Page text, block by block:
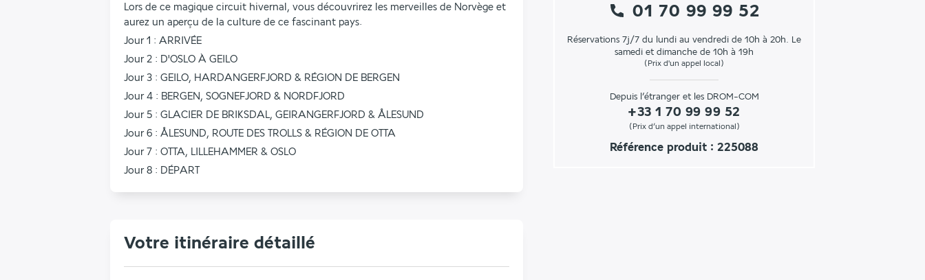
01 70 99 99 52
Réservations 7j/7 du lundi au vendredi de 10h à 20h. Le
samedi et dimanche de 10h à 19h
(Prix d'un appel local)
Depuis l’étranger et les DROM-COM
+33 1 70 99 99 52
(Prix d’un appel international)
Référence produit : 225088
Lors de ce magique circuit hivernal, vous découvrirez les merveilles de Norvège et
aurez un aperçu de la culture de ce fascinant pays.
Jour 1 : ARRIVÉE
Jour 2 : D'OSLO À GEILO
Jour 3 : GEILO, HARDANGERFJORD & RÉGION DE BERGEN
Jour 4 : BERGEN, SOGNEFJORD & NORDFJORD
Jour 5 : GLACIER DE BRIKSDAL, GEIRANGERFJORD & ÅLESUND
Jour 6 : ÅLESUND, ROUTE DES TROLLS & RÉGION DE OTTA
Jour 7 : OTTA, LILLEHAMMER & OSLO
Jour 8 : DÉPART
Votre itinéraire détaillé